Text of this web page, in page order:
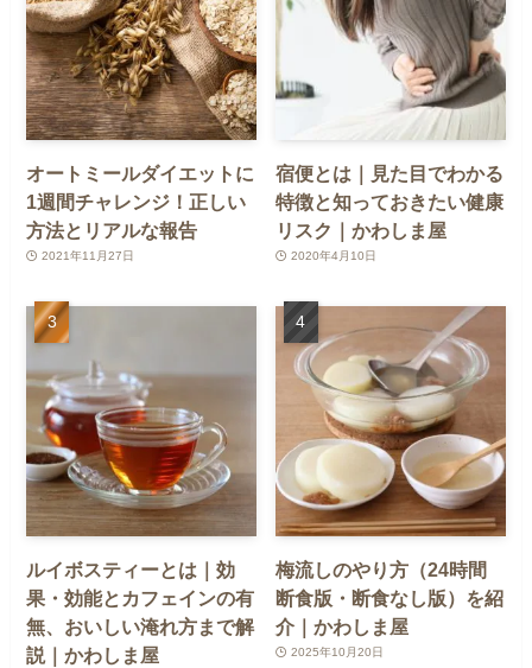
オートミールダイエットに
1週間チャレンジ！正しい
方法とリアルな報告
2021年11月27日
宿便とは｜見た目でわかる
特徴と知っておきたい健康
リスク｜かわしま屋
2020年4月10日
ルイボスティーとは｜効
果・効能とカフェインの有
無、おいしい淹れ方まで解
説｜かわしま屋
梅流しのやり方（24時間
断食版・断食なし版）を紹
介｜かわしま屋
2025年10月20日